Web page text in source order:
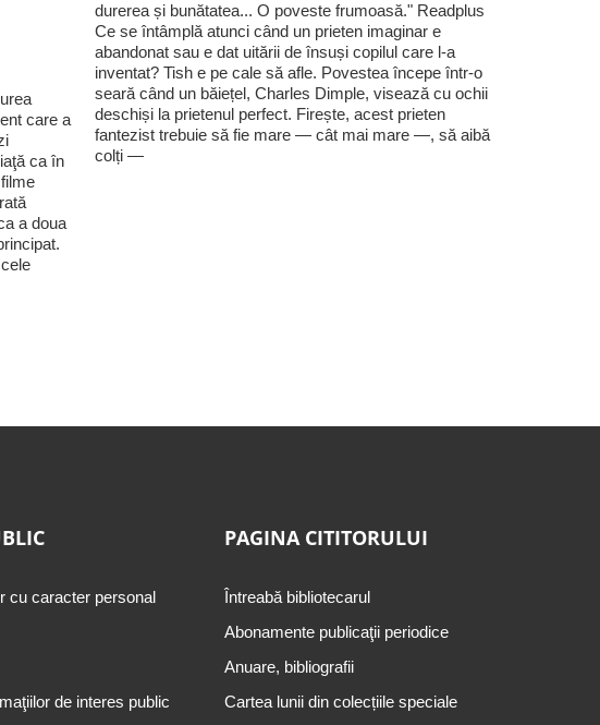
care a
ca în
a doua
durerea și bunătatea... O poveste frumoasă." Readplus
Ce se întâmplă atunci când un prieten imaginar e
abandonat sau e dat uitării de însuși copilul care l-a
inventat? Tish e pe cale să afle. Povestea începe într-o
seară când un băiețel, Charles Dimple, visează cu ochii
deschiși la prietenul perfect. Firește, acest prieten
fantezist trebuie să fie mare — cât mai mare —, să aibă
colți —
cu caracter personal
de interes public
PAGINA CITITORULUI
Întreabă bibliotecarul
Abonamente publicaţii periodice
Anuare, bibliografii
Cartea lunii din colecțiile speciale